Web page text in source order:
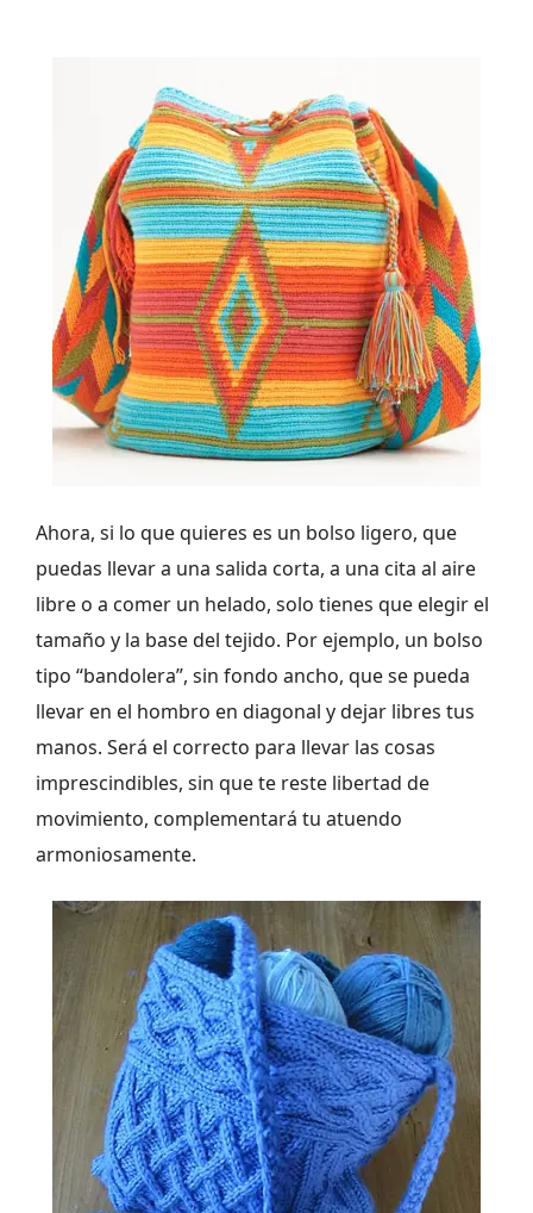
Ahora, si lo que quieres es un bolso ligero, que
puedas llevar a una salida corta, a una cita al aire
libre o a comer un helado, solo tienes que elegir el
tamaño y la base del tejido. Por ejemplo, un bolso
tipo “bandolera”, sin fondo ancho, que se pueda
llevar en el hombro en diagonal y dejar libres tus
manos. Será el correcto para llevar las cosas
imprescindibles, sin que te reste libertad de
movimiento, complementará tu atuendo
armoniosamente.